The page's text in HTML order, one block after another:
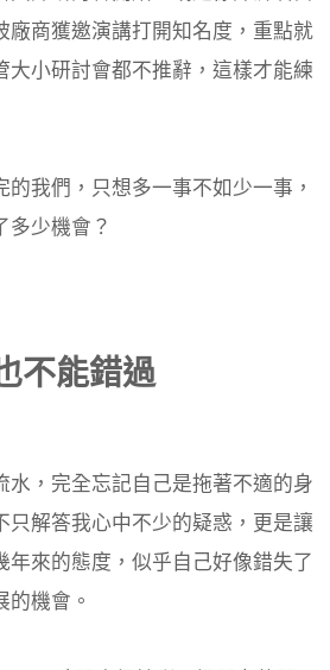
廠商獲邀演講打開知名度，重點就
大小研討會都不推辭，這樣才能練
我們，只想多一事不如少一事，
多少機會？
不能錯過
水，完全忘記自己是拖著不適的身
只解答我心中不少的疑惑，更是讓
年來的態度，似乎自己好像錯失了
的機會。